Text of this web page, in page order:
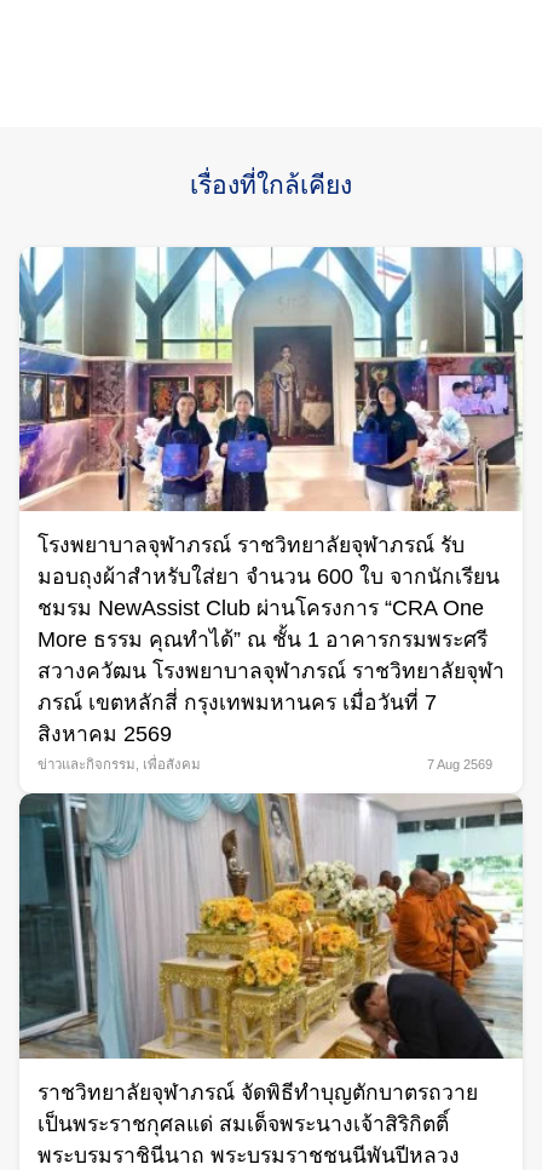
เรื่องที่ใกล้เคียง
โรงพยาบาลจุฬาภรณ์ ราชวิทยาลัยจุฬาภรณ์ รับ
มอบถุงผ้าสำหรับใส่ยา จำนวน 600 ใบ จากนักเรียน
ชมรม NewAssist Club ผ่านโครงการ “CRA One
More ธรรม คุณทำได้” ณ ชั้น 1 อาคารกรมพระศรี
สวางควัฒน โรงพยาบาลจุฬาภรณ์ ราชวิทยาลัยจุฬา
ภรณ์ เขตหลักสี่ กรุงเทพมหานคร เมื่อวันที่ 7
สิงหาคม 2569
ข่าวและกิจกรรม, เพื่อสังคม 7 Aug 2569
ราชวิทยาลัยจุฬาภรณ์ จัดพิธีทำบุญตักบาตรถวาย
เป็นพระราชกุศลแด่ สมเด็จพระนางเจ้าสิริกิตติ์
พระบรมราชินีนาถ พระบรมราชชนนีพันปีหลวง